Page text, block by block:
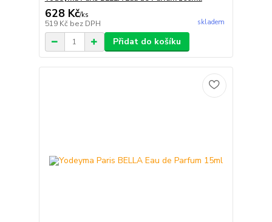
628 Kč/ks
519 Kč bez DPH skladem
Přidat do košíku